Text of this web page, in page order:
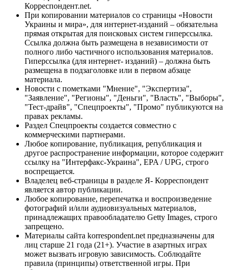
Корреспондент.net.
При копировании материалов со страницы «Новости
Украины и мира», для интернет-изданий – обязательна
прямая открытая для поисковых систем гиперссылка.
Ссылка должна быть размещена в независимости от
полного либо частичного использования материалов.
Гиперссылка (для интернет- изданий) – должна быть
размещена в подзаголовке или в первом абзаце
материала.
Новости с пометками "Мнение", "Экспертиза",
"Заявление", "Регионы", "Деньги", "Власть", "Выборы",
"Тест-драйв", "Спецпроекты", "Промо" публикуются на
правах рекламы.
Раздел Спецпроекты создается совместно с
коммерческими партнерами.
Любое копирование, публикация, републикация и
другое распространение информации, которое содержит
ссылку на "Интерфакс-Украина", EPA / UPG, строго
воспрещается.
Владелец веб-страницы в разделе Я- Корреспондент
является автор публикации.
Любое копирование, перепечатка и воспроизведение
фотографий и/или аудиовизуальных материалов,
принадлежащих правообладателю Getty Images, строго
запрещено.
Материалы сайта korrespondent.net предназначены для
лиц старше 21 года (21+). Участие в азартных играх
может вызвать игровую зависимость. Соблюдайте
правила (принципы) ответственной игры. При